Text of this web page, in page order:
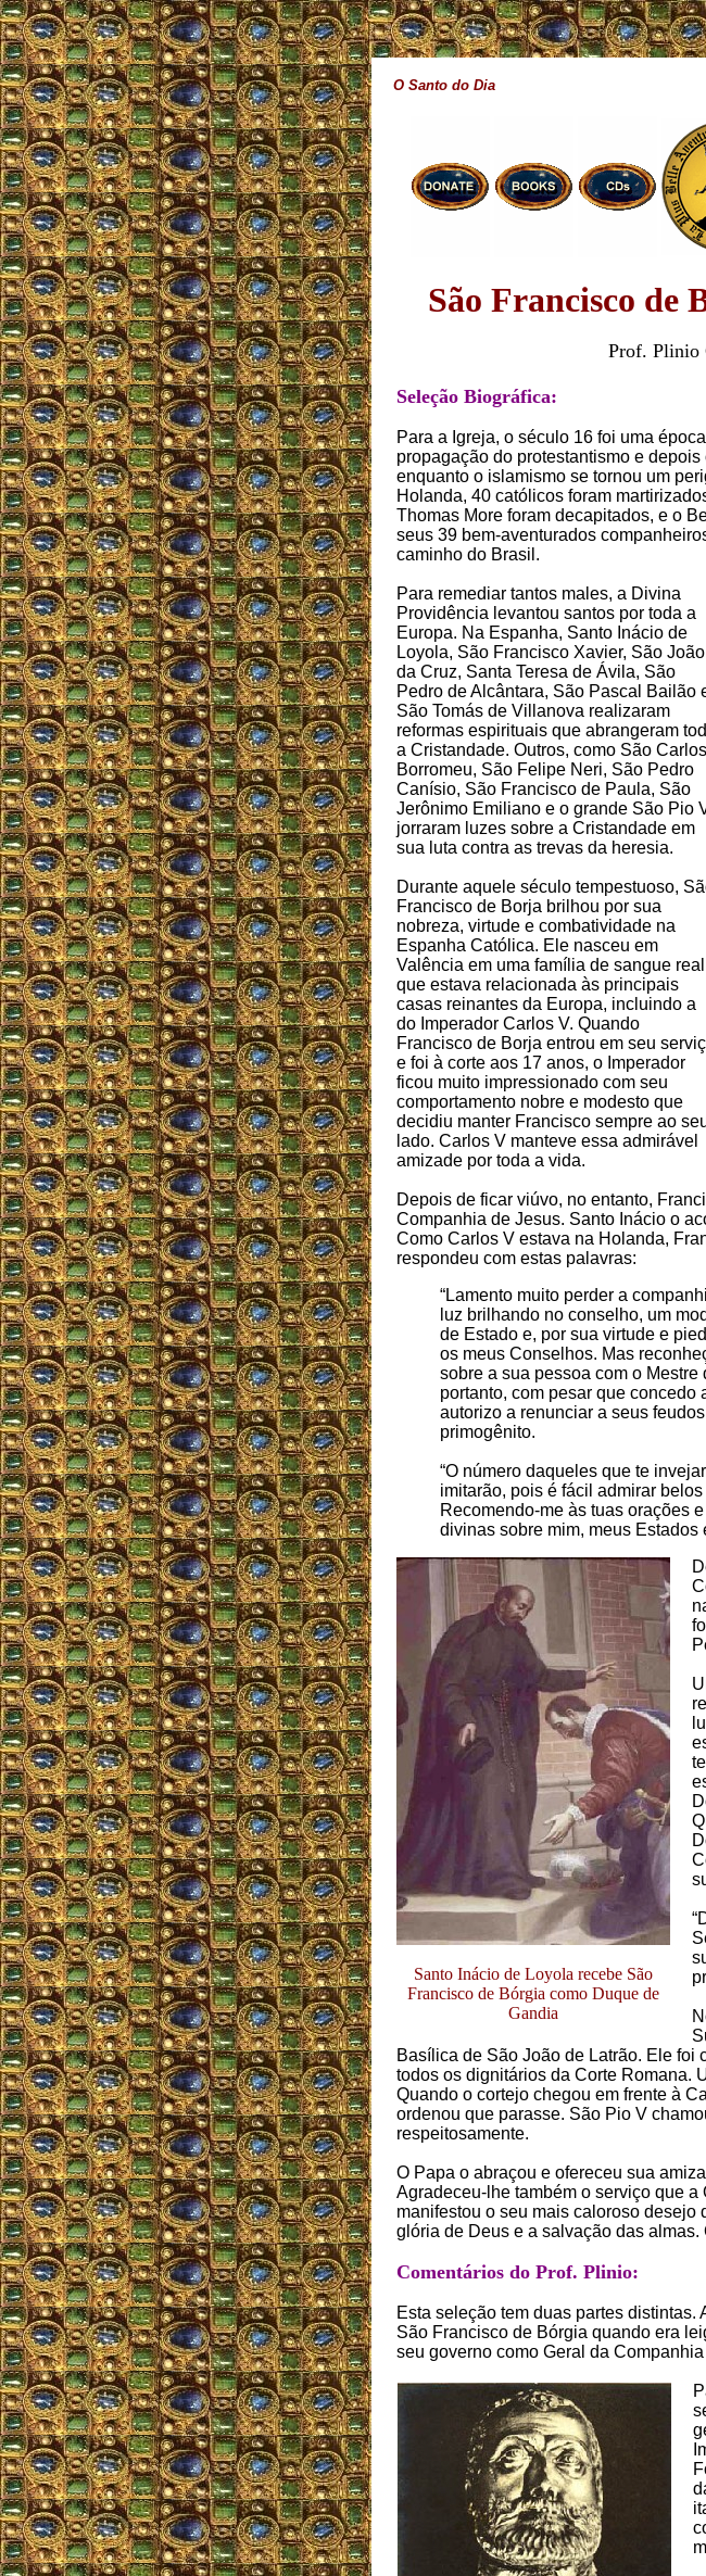
O Santo do Dia
São Francisco de
Prof. Plinio
Seleção Biográfica:
Para a Igreja, o século 16 foi uma
propagação do protestantismo e
enquanto o islamismo se tornou um
Holanda, 40 católicos foram
Thomas More foram decapitados, e o
seus 39 bem-aventurados
caminho do Brasil.
Para remediar tantos males, a Divina
Providência levantou santos por toda a
Europa. Na Espanha, Santo Inácio de
Loyola, São Francisco Xavier, São João
da Cruz, Santa Teresa de Ávila, São
Pedro de Alcântara, São Pascal Bailão
São Tomás de Villanova realizaram
reformas espirituais que abrangeram
a Cristandade. Outros, como São Carlos
Borromeu, São Felipe Neri, São Pedro
Canísio, São Francisco de Paula, São
Jerônimo Emiliano e o grande São Pio
jorraram luzes sobre a Cristandade em
sua luta contra as trevas da heresia.
Durante aquele século tempestuoso,
Francisco de Borja brilhou por sua
nobreza, virtude e combatividade na
Espanha Católica. Ele nasceu em
Valência em uma família de sangue real
que estava relacionada às principais
casas reinantes da Europa, incluindo a
do Imperador Carlos V. Quando
Francisco de Borja entrou em seu
e foi à corte aos 17 anos, o Imperador
ficou muito impressionado com seu
comportamento nobre e modesto que
decidiu manter Francisco sempre ao
lado. Carlos V manteve essa admirável
amizade por toda a vida.
Depois de ficar viúvo, no entanto,
Companhia de Jesus. Santo Inácio o
Como Carlos V estava na Holanda,
respondeu com estas palavras:
“Lamento muito perder a
luz brilhando no conselho, um
de Estado e, por sua virtude e
os meus Conselhos. Mas
sobre a sua pessoa com o
portanto, com pesar que
autorizo a renunciar a seus
primogênito.
“O número daqueles que te
imitarão, pois é fácil admirar
Recomendo-me às tuas orações
divinas sobre mim, meus Estados
Santo Inácio de Loyola recebe São
Francisco de Bórgia como Duque de
Gandia
Basílica de São João de Latrão. Ele foi
todos os dignitários da Corte Romana.
Quando o cortejo chegou em frente à
ordenou que parasse. São Pio V
respeitosamente.
O Papa o abraçou e ofereceu sua
Agradeceu-lhe também o serviço que
manifestou o seu mais caloroso desejo
glória de Deus e a salvação das
Comentários do Prof. Plinio:
Esta seleção tem duas partes distintas.
São Francisco de Bórgia quando era
seu governo como Geral da